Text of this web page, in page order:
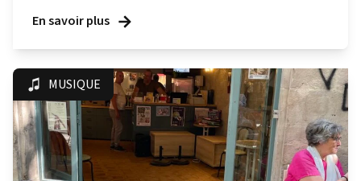
En savoir plus
MUSIQUE